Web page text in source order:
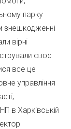
парку
знешкодженні
вірні
своє
все це
управління
в Харківській